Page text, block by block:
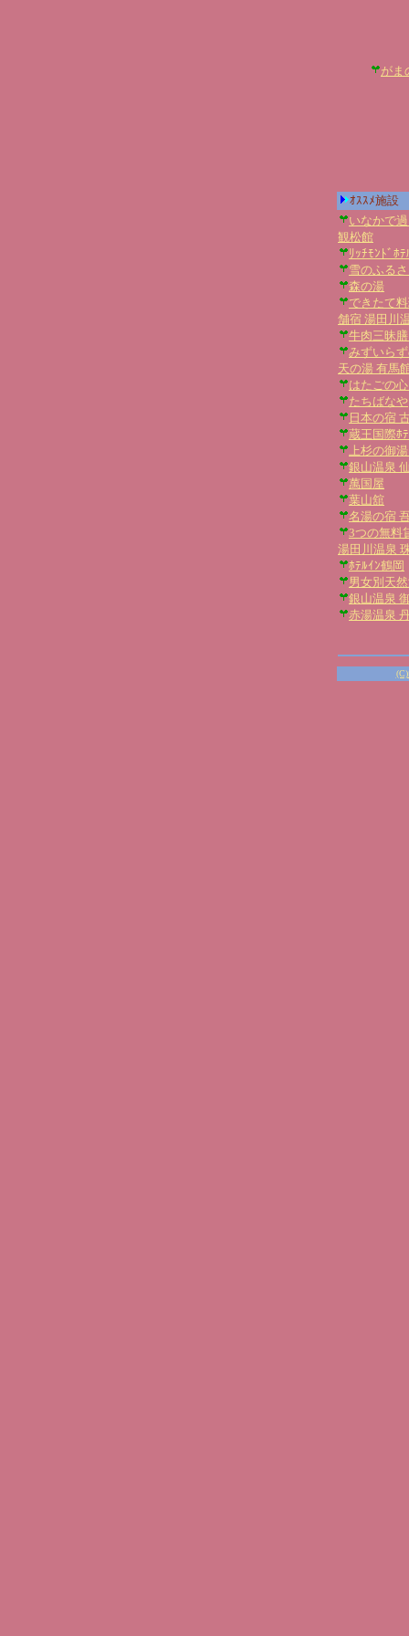
がま
ｵｽｽﾒ施設
いなかで
観松館
ﾘｯﾁﾓﾝﾄﾞﾎ
雪のふる
森の湯
できたて
舗宿 湯田川
牛肉三昧
みずいら
天の湯 有馬
はたごの
たちばなや
日本の宿
蔵王国際ﾎ
上杉の御
銀山温泉
萬国屋
葉山舘
名湯の宿
3つの無料
湯田川温泉
ﾎﾃﾙｲﾝ鶴岡
男女別天
銀山温泉
赤湯温泉